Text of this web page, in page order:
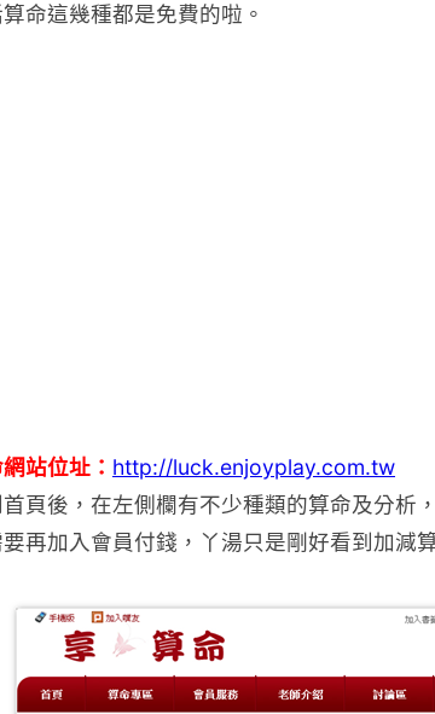
命這幾種都是免費的啦。
站位址： http://luck.enjoyplay.com.tw
頁後，在左側欄有不少種類的算命及分析
再加入會員付錢，丫湯只是剛好看到加減